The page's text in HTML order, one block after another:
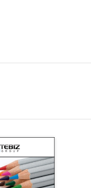
в динамике за
прироста к
2025
2024-2025
цены по